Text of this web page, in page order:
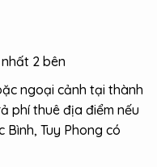
2 bên
ngoại cảnh tại thành
phí thuê địa điểm nếu
Bình, Tuy Phong có